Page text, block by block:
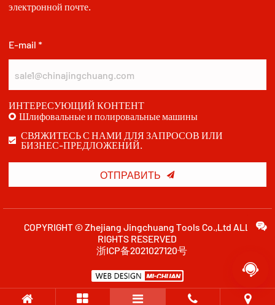
электронной почте.
E-mail *
ИНТЕРЕСУЮЩИЙ КОНТЕНТ
Шлифовальные и полировальные машины
СВЯЖИТЕСЬ С НАМИ ДЛЯ ЗАПРОСОВ ИЛИ
БИЗНЕС-ПРЕДЛОЖЕНИЙ.
ОТПРАВИТЬ 
COPYRIGHT © Zhejiang Jingchuang Tools Co.,Ltd ALL
RIGHTS RESERVED
浙ICP备2021027120号
